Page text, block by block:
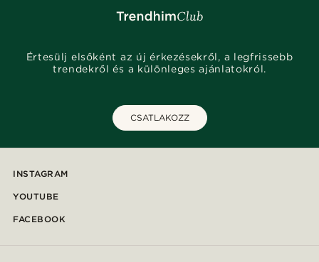
Értesülj elsőként az új érkezésekről, a legfrissebb
trendekről és a különleges ajánlatokról.
CSATLAKOZZ
INSTAGRAM
YOUTUBE
FACEBOOK